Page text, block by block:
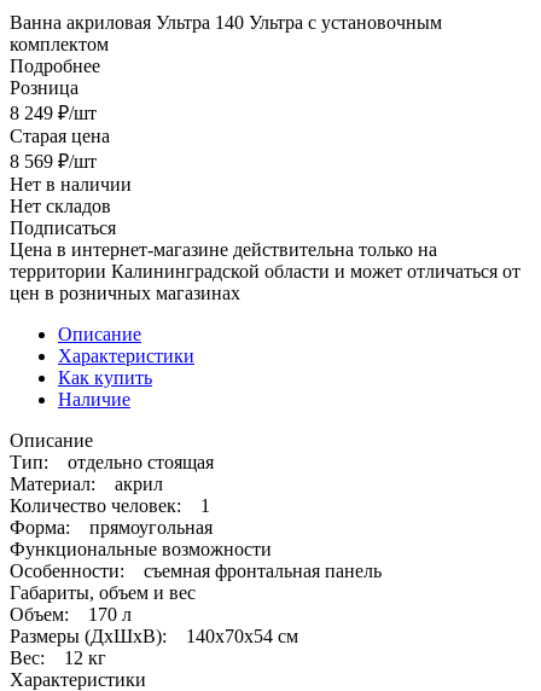
Ванна акриловая Ультра 140 Ультра с установочным
комплектом
Подробнее
Розница
8 249 ₽/шт
Старая цена
8 569 ₽/шт
Нет в наличии
Нет складов
Подписаться
Цена в интернет-магазине действительна только на
территории Калининградской области и может отличаться от
цен в розничных магазинах
Описание
Характеристики
Как купить
Наличие
Описание
Тип: отдельно стоящая
Материал: акрил
Количество человек: 1
Форма: прямоугольная
Функциональные возможности
Особенности: съемная фронтальная панель
Габариты, объем и вес
Объем: 170 л
Размеры (ДхШхВ): 140х70х54 см
Вес: 12 кг
Характеристики